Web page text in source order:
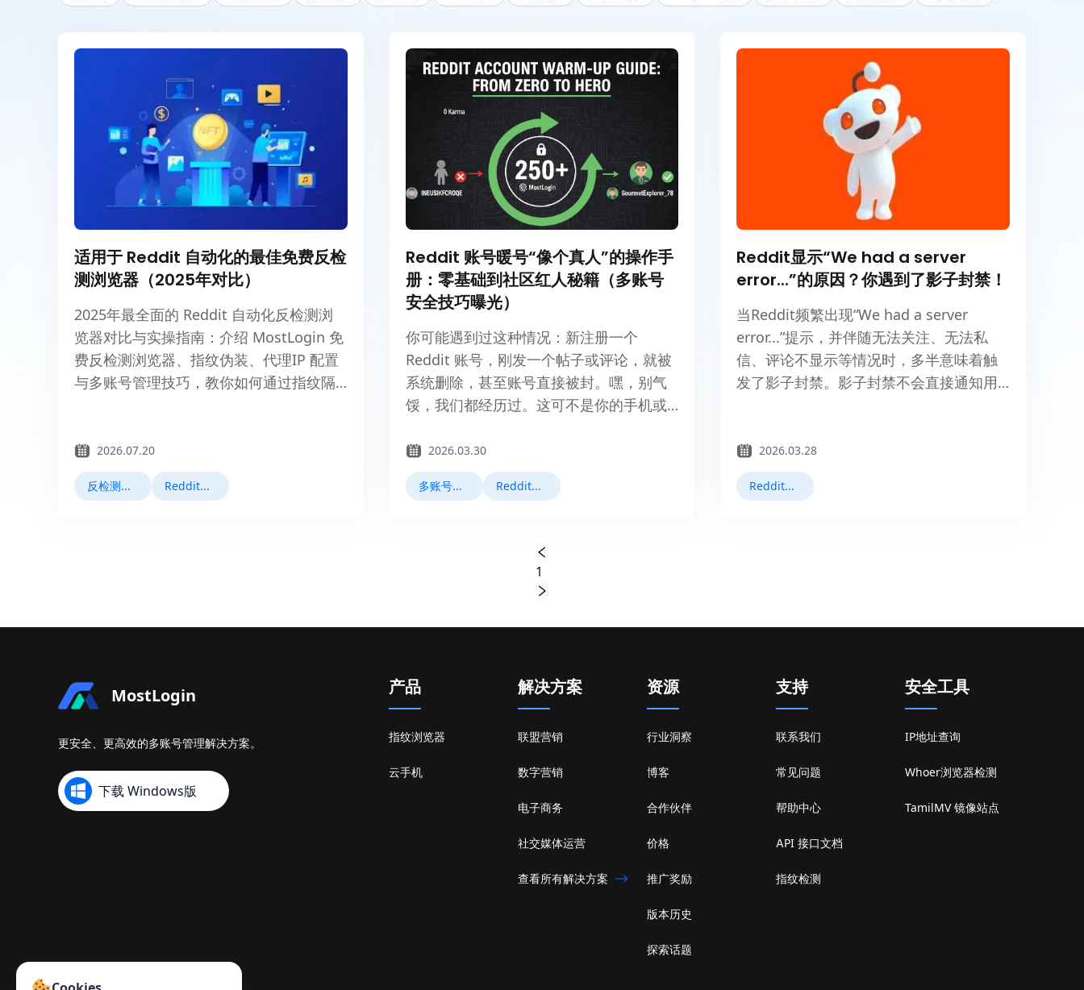
最近一年
适用于 Reddit 自动化的最佳免费反检
测浏览器（2025年对比）
2025年最全面的 Reddit 自动化反检测浏
览器对比与实操指南：介绍 MostLogin 免
费反检测浏览器、指纹伪装、代理IP 配置
与多账号管理技巧，教你如何通过指纹隔
2026.07.20
反检测浏览器 Reddit运营
Reddit 账号暖号“像个真人”的操作手
册：零基础到社区红人秘籍（多账号
安全技巧曝光）
你可能遇到过这种情况：新注册一个
Reddit 账号，刚发一个帖子或评论，就被
系统删除，甚至账号直接被封。嘿，别气
馁，我们都经历过。这可不是你的手机或
系统在工作，它比你想象的要聪明，也比
你想象的要……嗯，有点烦人。
2026.03.30
多账号管理 Reddit运营
Reddit显示“We had a server
error...”的原因？你遇到了影子封禁！
当Reddit频繁出现“We had a server
error...”提示，并伴随无法关注、无法私
信、评论不显示等情况时，多半意味着触
发了影子封禁。影子封禁不会直接通知用
测浏览器与静态住宅代理能有效减少账号
关联与封禁风险，为Reddit新号提供更安
全的操作环境。
2026.03.28
Reddit运营
1
MostLogin
更安全、更高效的多账号管理解决方案。
下载 Windows版
产品
指纹浏览器
云手机
解决方案
联盟营销
数字营销
电子商务
社交媒体运营
查看所有解决方案
资源
行业洞察
博客
合作伙伴
价格
推广奖励
版本历史
探索话题
支持
联系我们
常见问题
帮助中心
API 接口文档
指纹检测
安全工具
IP地址查询
Whoer浏览器检测
TamilMV 镜像站点